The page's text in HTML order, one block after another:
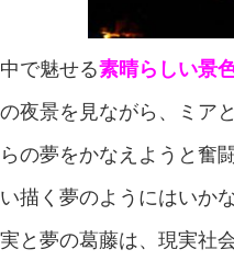
で魅せる素晴らしい景
夜景を見ながら、ミア
の夢をかなえようと奮
描く夢のようにはいかな
と夢の葛藤は、現実社